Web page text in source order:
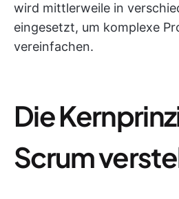
wird mittlerweile in
eingesetzt, um komplexe
vereinfachen.
Die
Scrum